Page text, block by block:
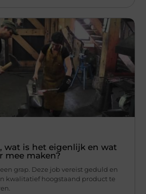
wat is het eigenlijk en wat
mee maken?
grap. Deze job vereist geduld en
kwalitatief hoogstaand product te